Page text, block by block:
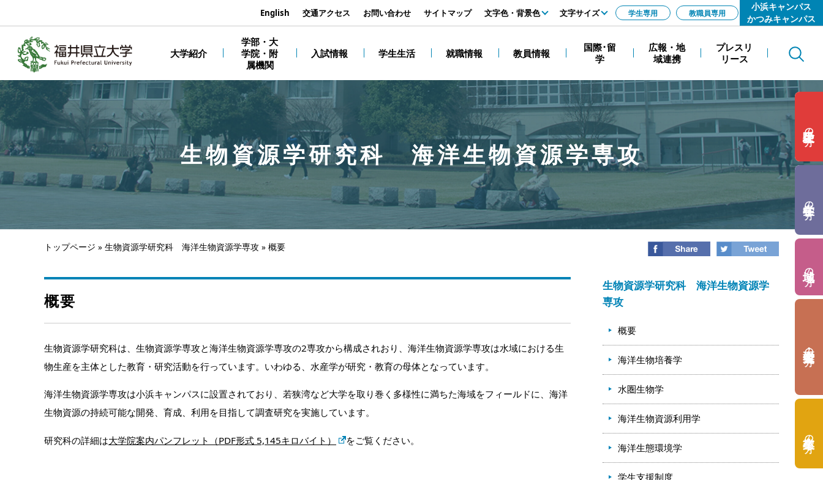
Search
大学紹介
学部・大
学院・附
属機関
入試情報 学生生活 就職情報 教員情報
国際･留
学
広報・地
域連携
プレスリ
リース
小浜キャンパス
かつみキャンパス
の方
の方
の方
の方
の方
English 交通アクセス お問い合わせ サイトマップ 文字色・背景色
黒
文字サイズ
拡大
学生専用 教職員専用
生物資源学研究科 海洋生物資源学専攻
トップページ » 生物資源学研究科 海洋生物資源学専攻 » 概要
概要
生物資源学研究科は、生物資源学専攻と海洋生物資源学専攻の2専攻から構成されおり、海洋生物資源学専攻は水域における生
物生産を主体とした教育・研究活動を行っています。いわゆる、水産学が研究・教育の母体となっています。
海洋生物資源学専攻は小浜キャンパスに設置されており、若狭湾など大学を取り巻く多様性に満ちた海域をフィールドに、海洋
生物資源の持続可能な開発、育成、利用を目指して調査研究を実施しています。
研究科の詳細は大学院案内パンフレット（PDF形式 5,145キロバイト） をご覧ください。
生物資源学研究科 海洋生物資源学
専攻
概要
海洋生物培養学
水圏生物学
海洋生物資源利用学
海洋生態環境学
学生支援制度